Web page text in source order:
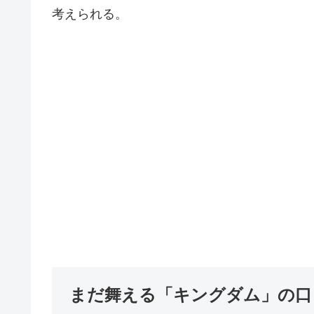
考えられる。
まだ舞える「キングダム」の